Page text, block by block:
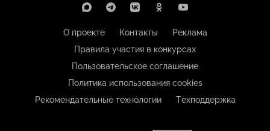
О проекте Контакты
Реклама
Правила участия в конкурсах
Пользовательское соглашение
Политика использования cookies
Рекомендательные технологии
Техподдержка